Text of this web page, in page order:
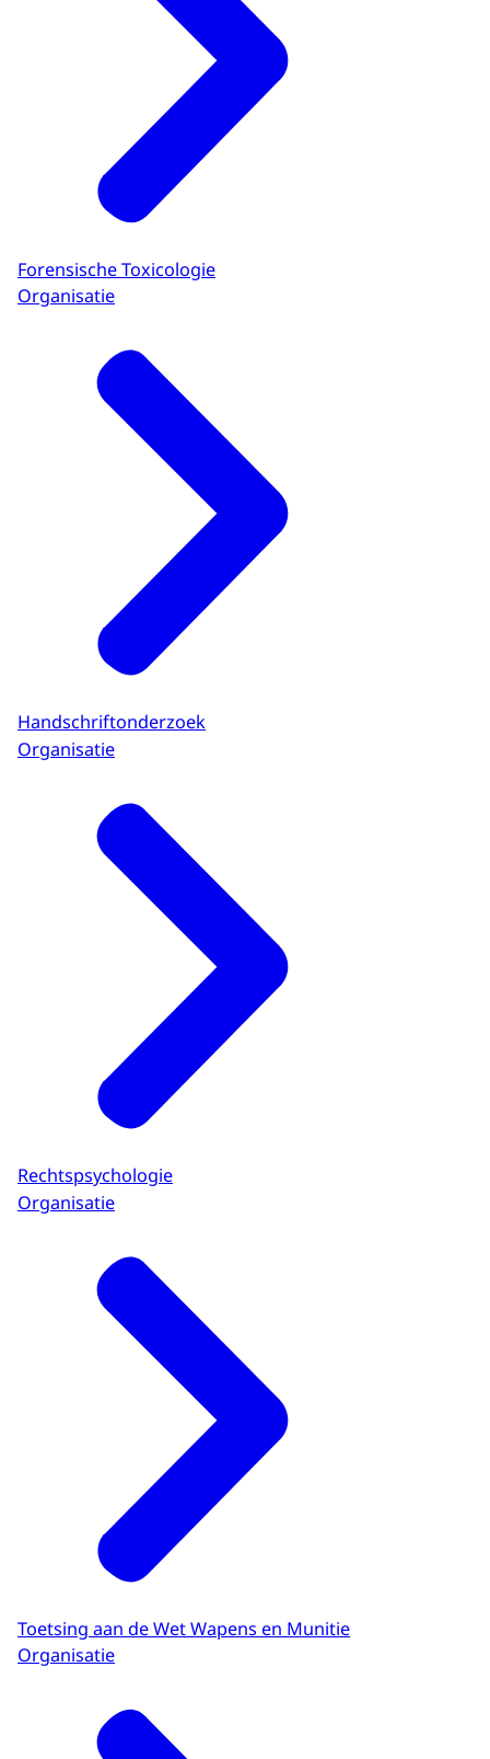
Forensische Toxicologie
Organisatie
Handschriftonderzoek
Organisatie
Rechtspsychologie
Organisatie
Toetsing aan de Wet Wapens en Munitie
Organisatie